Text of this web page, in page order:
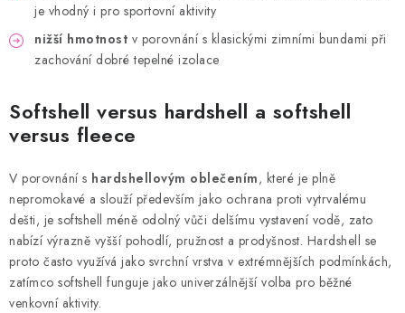
je vhodný i pro sportovní aktivity
nižší hmotnost v porovnání s klasickými zimními bundami při
zachování dobré tepelné izolace
Softshell versus hardshell a softshell
versus fleece
V porovnání s hardshellovým oblečením, které je plně
nepromokavé a slouží především jako ochrana proti vytrvalému
dešti, je softshell méně odolný vůči delšímu vystavení vodě, zato
nabízí výrazně vyšší pohodlí, pružnost a prodyšnost. Hardshell se
proto často využívá jako svrchní vrstva v extrémnějších podmínkách,
zatímco softshell funguje jako univerzálnější volba pro běžné
venkovní aktivity.